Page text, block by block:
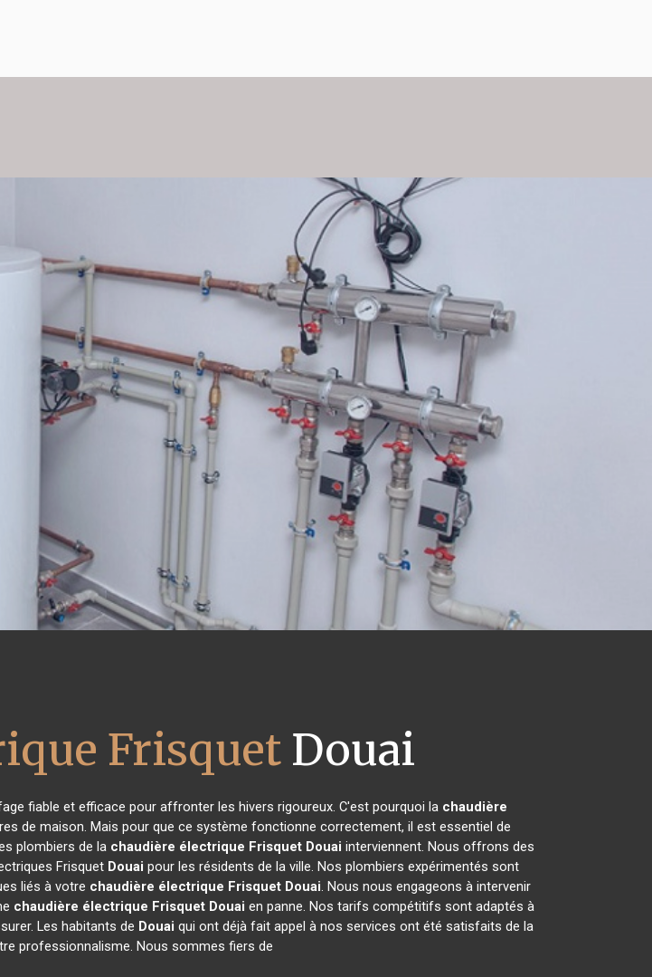
FrisquetDouai
fiable et efficace pour affronter les hivers rigoureux. C'est pourquoi la chaudière
de maison. Mais pour que ce système fonctionne correctement, il est essentiel de
plombiers de la chaudière électrique Frisquet Douai interviennent. Nous offrons des
Frisquet Douai pour les résidents de la ville. Nos plombiers expérimentés sont
liés à votre chaudière électrique Frisquet Douai. Nous nous engageons à intervenir
chaudière électrique Frisquet Douai en panne. Nos tarifs compétitifs sont adaptés à
Les habitants de Douai qui ont déjà fait appel à nos services ont été satisfaits de la
professionnalisme. Nous sommes fiers de